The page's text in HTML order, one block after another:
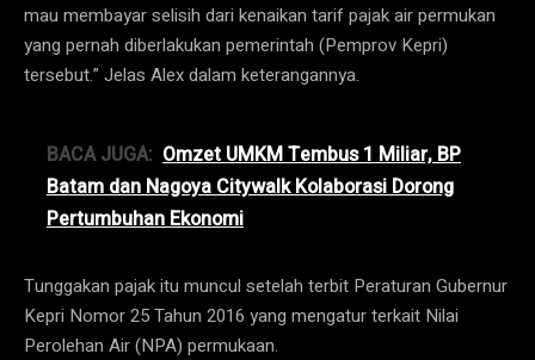
mau membayar selisih dari kenaikan tarif pajak air permukan
yang pernah diberlakukan pemerintah (Pemprov Kepri)
tersebut.” Jelas Alex dalam keterangannya.
BACA JUGA: Omzet UMKM Tembus 1 Miliar, BP
Batam dan Nagoya Citywalk Kolaborasi Dorong
Pertumbuhan Ekonomi
Tunggakan pajak itu muncul setelah terbit Peraturan Gubernur
Kepri Nomor 25 Tahun 2016 yang mengatur terkait Nilai
Perolehan Air (NPA) permukaan.